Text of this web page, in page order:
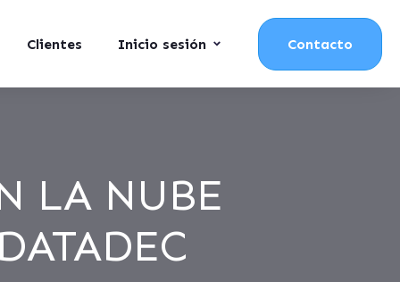
Clientes Inicio sesión Contacto
LA NUBE